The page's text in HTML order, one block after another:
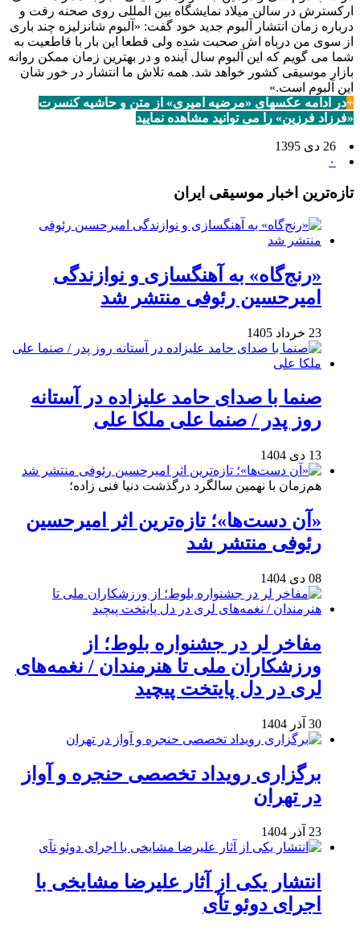
ارکسترش در سالن میلاد نمایشگاه بین المللی روی صحنه رفت و
درباره زمان انتشار آلبوم جدید خود گفت: «آلبوم شانزلیزه چند باری
از سوی من درباه اش صحبت شده ولی قطعا این بار با قاطعیت به
شما می گویم که این آلبوم سال آینده و در بهترین زمان ممکن روانه
بازار موسیقی کشور خواهد شد. همه تلاش ما انتشار در خور شان
این آلبوم است.»
+در ادامه عکسهای «مرضیه امیری» از متن و حاشیه کنسرت
«فرزاد فرزین» را می توانید مشاهده نمایید
26 دی 1395
۰
تازه‌ترین اخبار موسیقی ایران
«رنج‌گاه» به آهنگسازی و نوازندگی
امیرحسین رئوفی منتشر شد
23 خرداد 1405
صنما با صدای حامد علیزاده در آستانه
روز پدر / صنما علی ملکا علی
13 دی 1404
هم‌زمان با نهمین سالگرد درگذشت دنیا فنی زاده؛
«آن دست‌ها»؛ تازه‌ترین اثر امیرحسین
رئوفی منتشر شد
08 دی 1404
مفاخر لر در جشنواره بلوط؛ از
ورزشکاران ملی تا هنرمندان / نغمه‌های
لری در دل پایتخت پیچید
30 آذر 1404
برگزاری رویداد تخصصی حنجره و آواز
در تهران
23 آذر 1404
انتشار یکی از آثار علیرضا مشایخی با
اجرای دوئو تآی